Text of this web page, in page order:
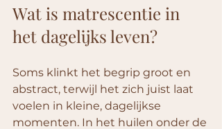
Wat is matrescentie in
het dagelijks leven?
Soms klinkt het begrip groot en
abstract, terwijl het zich juist laat
voelen in kleine, dagelijkse
momenten. In het huilen onder de